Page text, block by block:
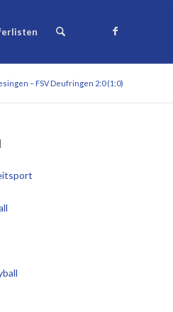
– FSV Deufringen 2:0 (1:0)